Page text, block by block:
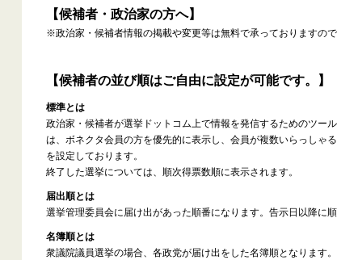
【候補者・政治家の方へ】
※政治家・候補者情報の掲載や変更等は無料で承っておりますので
【候補者の並び順はご自由に設定が可能です。】
標準とは
政治家・候補者が選挙ドットコム上で情報を発信するためのツー
は、ボネクタ会員の方を優先的に表示し、会員が複数いらっしゃ
を設定しております。
終了した選挙については、順次得票数順に表示されます。
届出順とは
選挙管理委員会に届け出があった順番になります。告示日以降に順
名簿順とは
衆議院議員選挙の場合、各政党が届け出をした名簿順となります